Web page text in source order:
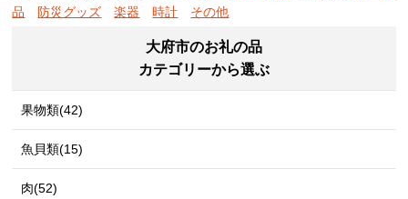
品
防災グッズ 楽器 時計 その他
大府市のお礼の品
カテゴリーから選ぶ
果物類(42)
魚貝類(15)
肉(52)